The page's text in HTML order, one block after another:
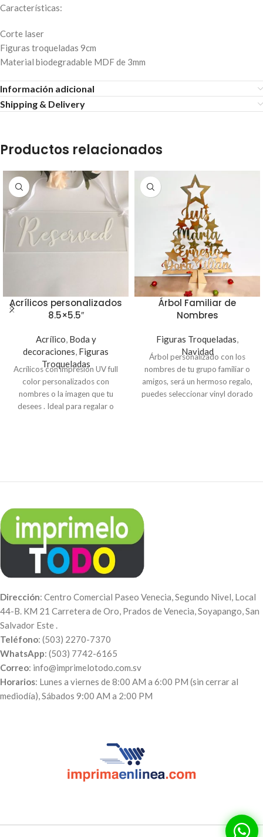
Características:
Corte laser
Figuras troqueladas 9cm
Material biodegradable MDF de 3mm
Información adicional
Shipping & Delivery
Productos relacionados
Acrílicos personalizados
8.5×5.5″
Acrílico, Boda y
decoraciones, Figuras
Troqueladas
Acrílicos con impresión UV full
color personalizados con
nombres o la imagen que tu
desees . Ideal para regalar o
Árbol Familiar de
Nombres
Figuras Troqueladas,
Navidad
Árbol personalizado con los
nombres de tu grupo familiar o
amigos, será un hermoso regalo,
puedes seleccionar vinyl dorado
Dirección: Centro Comercial Paseo Venecia, Segundo Nivel, Local
44-B. KM 21 Carretera de Oro, Prados de Venecia, Soyapango, San
Salvador Este .
Teléfono: (503) 2270-7370
WhatsApp: (503) 7742-6165
Correo: info@imprimelotodo.com.sv
Horarios: Lunes a viernes de 8:00 AM a 6:00 PM (sin cerrar al
mediodía), Sábados 9:00 AM a 2:00 PM